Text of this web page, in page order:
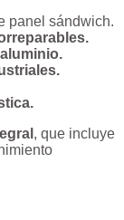
panel sándwich.
, que incluye